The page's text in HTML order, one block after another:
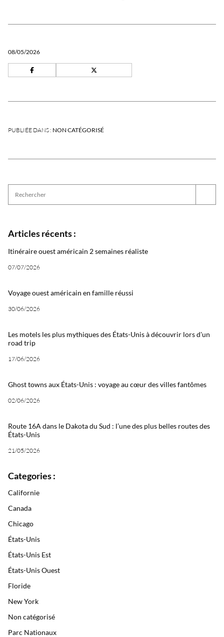
08/05/2026
PUBLIÉE DANS : NON CATÉGORISÉ
Articles récents :
Itinéraire ouest américain 2 semaines réaliste
07/07/2026
Voyage ouest américain en famille réussi
30/06/2026
Les motels les plus mythiques des États-Unis à découvrir lors d'un
road trip
17/06/2026
Ghost towns aux États-Unis : voyage au cœur des villes fantômes
02/06/2026
Route 16A dans le Dakota du Sud : l’une des plus belles routes des
États-Unis
21/05/2026
Categories :
Californie
Canada
Chicago
États-Unis
États-Unis Est
États-Unis Ouest
Floride
New York
Non catégorisé
Parc Nationaux